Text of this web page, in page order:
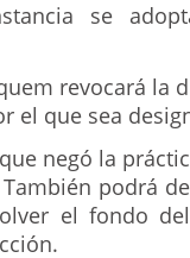
se
revocará la
el que sea
negó la
podrá
el fondo